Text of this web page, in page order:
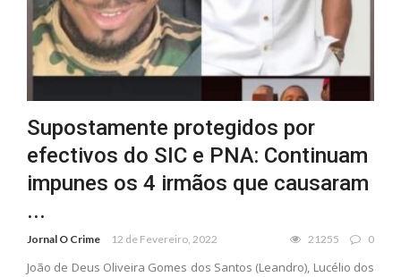
Supostamente protegidos por
efectivos do SIC e PNA: Continuam
impunes os 4 irmãos que causaram
...
Jornal O Crime 12 de Fevereiro, 2022 21255 0
João de Deus Oliveira Gomes dos Santos (Leandro), Lucélio dos